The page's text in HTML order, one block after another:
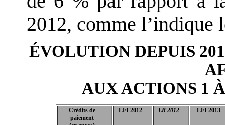
2012, comme l’indique
ÉVOLUTION DEPUIS
AUX ACTIONS 1
Crédits de
paiement
LFI 2012 LR 2012 LFI 2013